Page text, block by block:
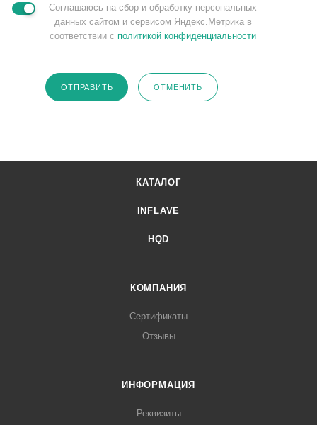
Соглашаюсь на сбор и обработку персональных
данных сайтом и сервисом Яндекс.Метрика в
соответствии с политикой конфиденциальности
ОТПРАВИТЬ ОТМЕНИТЬ
КАТАЛОГ
INFLAVE
HQD
КОМПАНИЯ
Сертификаты
Отзывы
ИНФОРМАЦИЯ
Реквизиты